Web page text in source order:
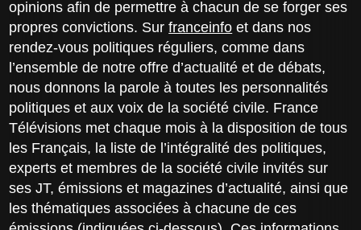
opinions afin de permettre à chacun de se forger ses
propres convictions. Surfranceinfo et dans nos
rendez-vous politiques réguliers, comme dans
l’ensemble de notre offre d’actualité et de débats,
nous donnons la parole à toutes les personnalités
politiques et aux voix de la société civile. France
Télévisions met chaque mois à la disposition de tous
les Français, la liste de l’intégralité des politiques,
experts et membres de la société civile invités sur
ses JT, émissions et magazines d’actualité, ainsi que
les thématiques associées à chacune de ces